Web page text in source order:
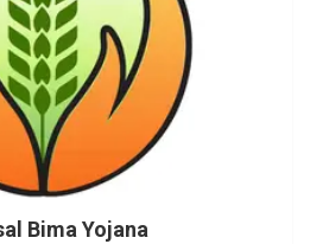
Bima Yojana